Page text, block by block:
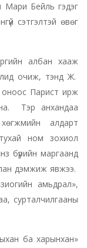
Мари Бейль гэдэг
сэтгэлтэй өвөг
албан хааж
очиж, тэнд Ж.
оноос Парист ирж
Тэр анхандаа
алдарт
ном зохиол
бүрийн маргаанд
дэмжиж явжээ.
амьдрал»,
сурталчилгааны
ба харынхан»